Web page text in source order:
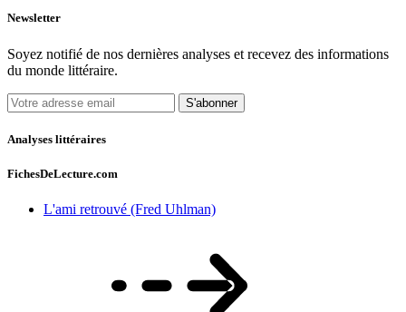
Newsletter
Soyez notifié de nos dernières analyses et recevez des informations
du monde littéraire.
S'abonner
Analyses littéraires
FichesDeLecture.com
L'ami retrouvé (Fred Uhlman)